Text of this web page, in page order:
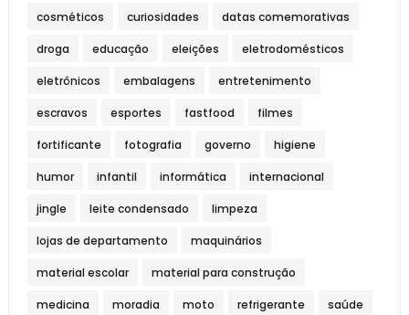
cosméticos curiosidades datas comemorativas
droga educação eleições eletrodomésticos
eletrônicos embalagens entretenimento
escravos esportes fastfood filmes
fortificante fotografia governo higiene
humor infantil informática internacional
jingle leite condensado limpeza
lojas de departamento maquinários
material escolar material para construção
medicina moradia moto refrigerante saúde